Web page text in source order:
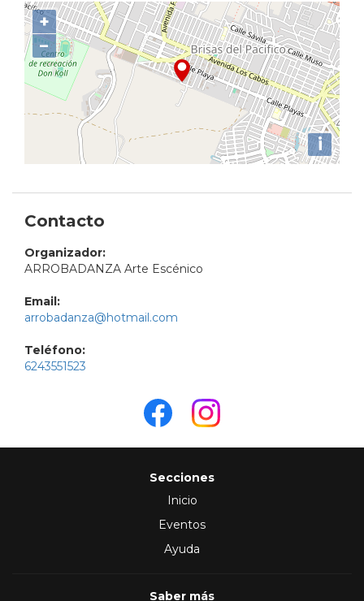
+
−
i
Contacto
Organizador:
ARROBADANZA Arte Escénico
Email:
arrobadanza@hotmail.com
Teléfono:
6243551523
Secciones
Inicio
Eventos
Ayuda
Saber más